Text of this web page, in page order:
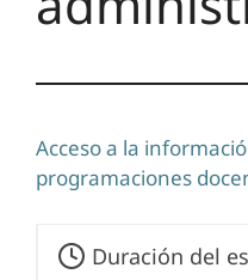
Acceso a la
programaciones
Duración del